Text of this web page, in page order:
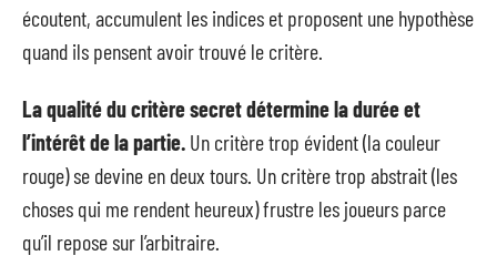
écoutent, accumulent les indices et proposent une hypothèse
quand ils pensent avoir trouvé le critère.
La qualité du critère secret détermine la durée et
l’intérêt de la partie. Un critère trop évident (la couleur
rouge) se devine en deux tours. Un critère trop abstrait (les
choses qui me rendent heureux) frustre les joueurs parce
qu’il repose sur l’arbitraire.